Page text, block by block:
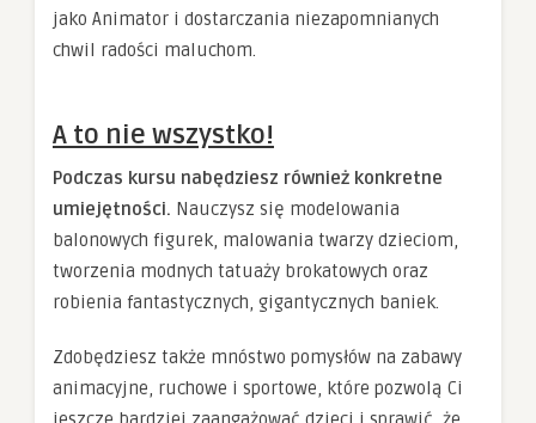
jako Animator i dostarczania niezapomnianych
chwil radości maluchom.
A to nie wszystko!
Podczas kursu nabędziesz również konkretne
umiejętności. Nauczysz się modelowania
balonowych figurek, malowania twarzy dzieciom,
tworzenia modnych tatuaży brokatowych oraz
robienia fantastycznych, gigantycznych baniek.
Zdobędziesz także mnóstwo pomysłów na zabawy
animacyjne, ruchowe i sportowe, które pozwolą Ci